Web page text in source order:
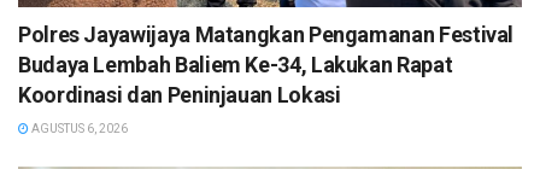
Polres Jayawijaya Matangkan Pengamanan Festival
Budaya Lembah Baliem Ke-34, Lakukan Rapat
Koordinasi dan Peninjauan Lokasi
AGUSTUS 6, 2026